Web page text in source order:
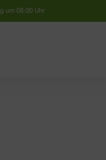
um 08:00 Uhr